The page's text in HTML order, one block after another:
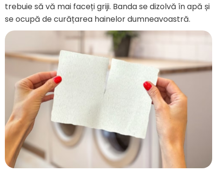
trebuie să vă mai faceți griji. Banda se dizolvă în apă și
se ocupă de curățarea hainelor dumneavoastră.